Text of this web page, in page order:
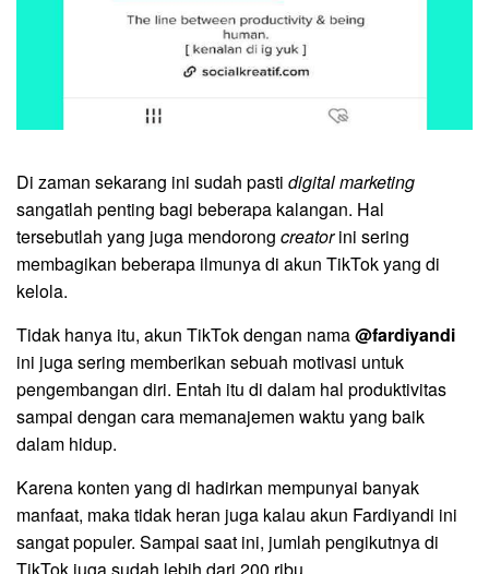
Di zaman sekarang ini sudah pasti digital marketing
sangatlah penting bagi beberapa kalangan. Hal
tersebutlah yang juga mendorong creatorini sering
membagikan beberapa ilmunya di akun TikTok yang di
kelola.
Tidak hanya itu, akun TikTok dengan nama@fardiyandi
ini juga sering memberikan sebuah motivasi untuk
pengembangan diri. Entah itu di dalam hal produktivitas
sampai dengan cara memanajemen waktu yang baik
dalam hidup.
Karena konten yang di hadirkan mempunyai banyak
manfaat, maka tidak heran juga kalau akun Fardiyandi ini
sangat populer. Sampai saat ini, jumlah pengikutnya di